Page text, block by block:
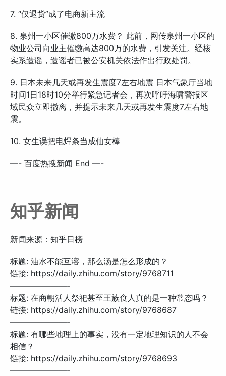
7. “仅退货”成了电商新主流
8. 泉州一小区催缴800万水费？ 此前，网传泉州一小区的
物业公司向业主催缴高达800万的水费，引发关注。经核
实系造谣，造谣者已被公安机关依法作出行政处罚。
9. 日本未来几天或再发生震度7左右地震 日本气象厅当地
时间1日18时10分举行紧急记者会，再次呼吁海啸警报区
域民众立即撤离，并提示未来几天或再发生震度7左右地
震。
10. 女生误把电焊条当成仙女棒
—- 百度热搜新闻 End —-
知乎新闻
新闻来源：知乎日榜
标题: 油水不能互溶，那么汤是怎么形成的？
链接: https://daily.zhihu.com/story/9768711
———————-
标题: 在商朝活人祭祀甚至王族食人真的是一种常态吗？
链接: https://daily.zhihu.com/story/9768687
———————-
标题: 有哪些地理上的事实，没有一定地理知识的人不会
相信？
链接: https://daily.zhihu.com/story/9768693
———————-